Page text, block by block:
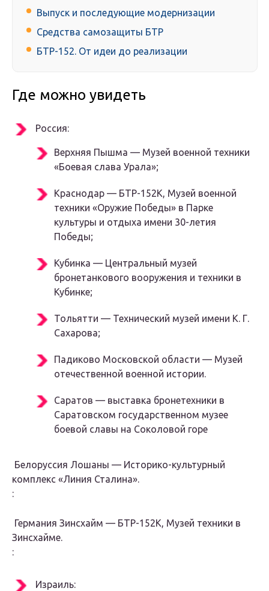
Выпуск и последующие модернизации
Средства самозащиты БТР
БТР-152. От идеи до реализации
Где можно увидеть
Россия:
Верхняя Пышма — Музей военной техники
«Боевая слава Урала»;
Краснодар — БТР-152К, Музей военной
техники «Оружие Победы» в Парке
культуры и отдыха имени 30-летия
Победы;
Кубинка — Центральный музей
бронетанкового вооружения и техники в
Кубинке;
Тольятти — Технический музей имени К. Г.
Сахарова;
Падиково Московской области — Музей
отечественной военной истории.
Саратов — выставка бронетехники в
Саратовском государственном музее
боевой славы на Соколовой горе
Белоруссия Лошаны — Историко-культурный
комплекс «Линия Сталина».
:
Германия Зинсхайм — БТР-152К, Музей техники в
Зинсхайме.
:
Израиль: